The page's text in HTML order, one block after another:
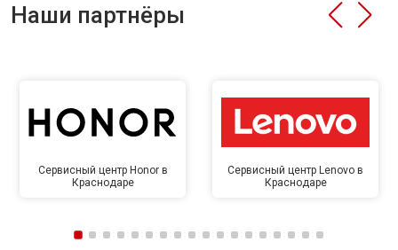
Наши партнёры
Сервисный центр Honor в
Краснодаре
Сервисный центр Lenovo в
Краснодаре